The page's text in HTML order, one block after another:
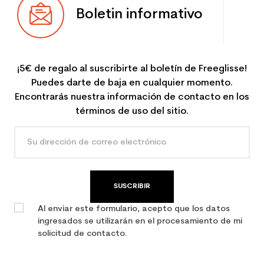
Boletin informativo
¡5€ de regalo al suscribirte al boletín de Freeglisse!
Puedes darte de baja en cualquier momento.
Encontrarás nuestra información de contacto en los
términos de uso del sitio.
SUSCRIBIR
Al enviar este formulario, acepto que los datos
ingresados se utilizarán en el procesamiento de mi
solicitud de contacto.